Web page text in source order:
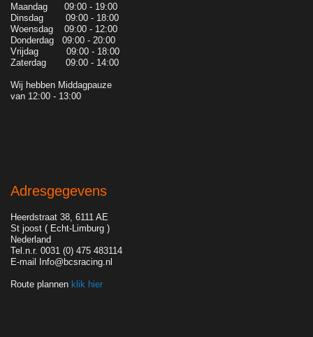
Maandag 09:00 - 19:00
Dinsdag 09:00 - 18:00
Woensdag 09:00 - 12:00
Donderdag 09:00 - 20:00
Vrijdag 09:00 - 18:00
Zaterdag 09:00 - 14:00
Wij hebben Middagpauze
van 12:00 - 13:00
Adresgegevens
Heerdstraat 38, 6111 AE
St joost ( Echt-Limburg )
Nederland
Tel.n.r. 0031 (0) 475 483114
E-mail Info@bcsracing.nl
Route plannen klik hier